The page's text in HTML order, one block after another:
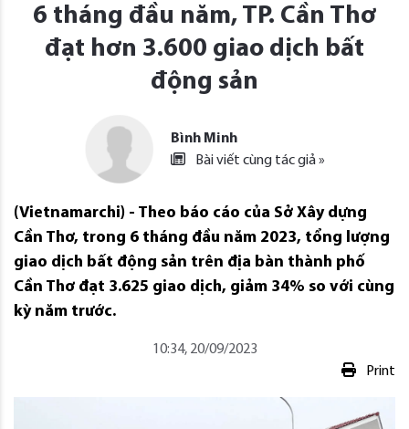
6 tháng đầu năm, TP. Cần Thơ
đạt hơn 3.600 giao dịch bất
động sản
Bình Minh
Bài viết cùng tác giả »
(Vietnamarchi) - Theo báo cáo của Sở Xây dựng
Cần Thơ, trong 6 tháng đầu năm 2023, tổng lượng
giao dịch bất động sản trên địa bàn thành phố
Cần Thơ đạt 3.625 giao dịch, giảm 34% so với cùng
kỳ năm trước.
10:34, 20/09/2023
Print